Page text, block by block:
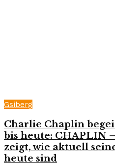
Gsiberg
Charlie Chaplin
bis heute: CHAPLIN
zeigt, wie aktuell
heute sind